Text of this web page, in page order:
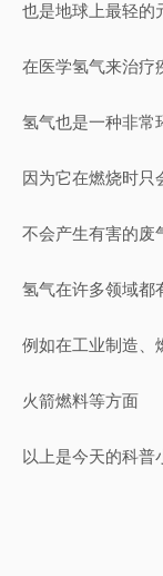
也是地球上最轻的
在医学氢气来治疗
氢气也是一种非常
因为它在燃烧时只
不会产生有害的废
氢气在许多领域都
例如在工业制造、
火箭燃料等方面
以上是今天的科普